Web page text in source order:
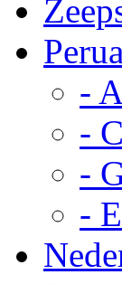
-
-
-
-